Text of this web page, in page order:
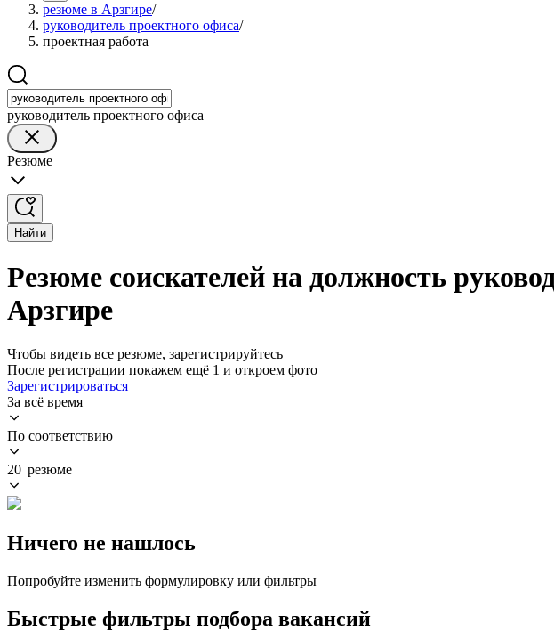
резюме в Арзгире/
руководитель проектного офиса/
проектная работа
руководитель проектного офиса
Резюме
Найти
Резюме соискателей на должность
Арзгире
Чтобы видеть все резюме, зарегистрируйтесь
После регистрации покажем ещё 1 и откроем фото
Зарегистрироваться
За всё время
По соответствию
20 резюме
Ничего не нашлось
Попробуйте изменить формулировку или фильтры
Быстрые фильтры подбора вакансий